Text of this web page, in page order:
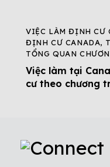
VIỆC LÀM ĐỊNH CƯ
ĐỊNH CƯ CANADA,
TỔNG QUAN
Việc làm tại
cư theo chương